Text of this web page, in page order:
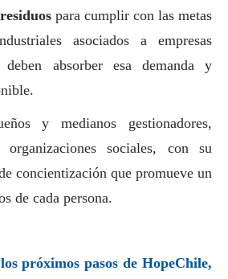
residuos para cumplir con las metas
asociados a empresas
deben absorber esa demanda y
y medianos gestionadores,
sociales, con su
concientización que promueve un
de cada persona.
próximos pasos de HopeChile,